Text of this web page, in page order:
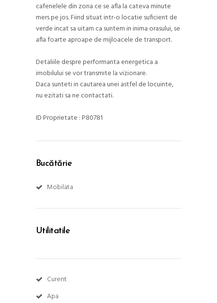
cafenelele din zona ce se afla la cateva minute
mers pe jos. Fiind situat intr-o locatie suficient de
verde incat sa uitam ca suntem in inima orasului, se
afla foarte aproape de mijloacele de transport.
Detaliile despre performanta energetica a
imobilului se vor transmite la vizionare.
Daca sunteti in cautarea unei astfel de locuinte,
nu ezitati sa ne contactati.
ID Proprietate : P80781
Bucătărie
Mobilata
Utilitatile
Curent
Apa